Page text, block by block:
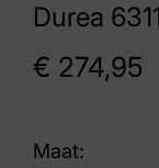
Durea
€ 274,95
Maat: